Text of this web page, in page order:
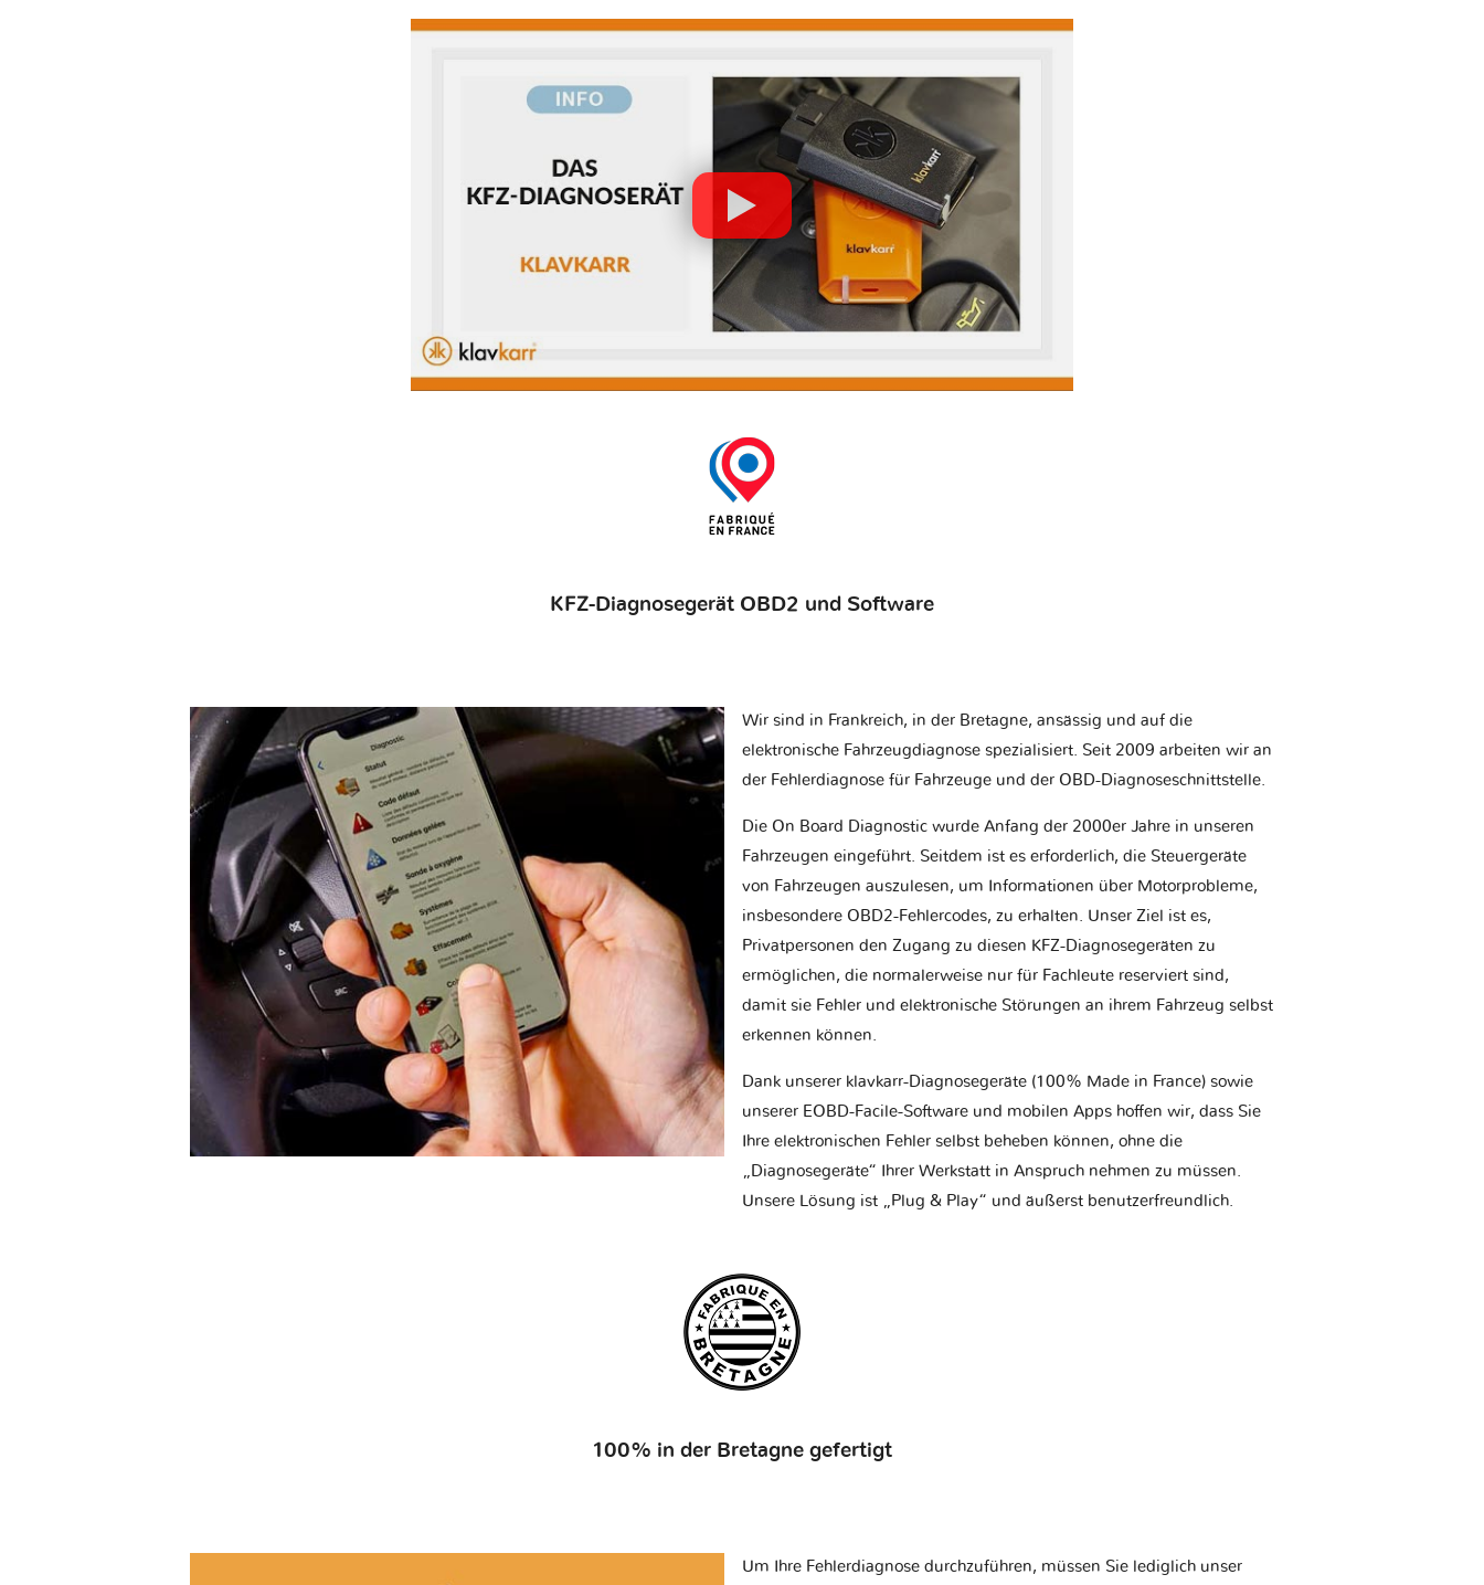
KFZ-Diagnosegerät OBD2 und Software
Wir sind in Frankreich, in der Bretagne, ansässig und auf die
elektronische Fahrzeugdiagnose spezialisiert. Seit 2009 arbeiten wir an
der Fehlerdiagnose für Fahrzeuge und der OBD-Diagnoseschnittstelle.
Die On Board Diagnostic wurde Anfang der 2000er Jahre in unseren
Fahrzeugen eingeführt. Seitdem ist es erforderlich, die Steuergeräte
von Fahrzeugen auszulesen, um Informationen über Motorprobleme,
insbesondere OBD2-Fehlercodes, zu erhalten. Unser Ziel ist es,
Privatpersonen den Zugang zu diesen KFZ-Diagnosegeräten zu
ermöglichen, die normalerweise nur für Fachleute reserviert sind,
damit sie Fehler und elektronische Störungen an ihrem Fahrzeug selbst
erkennen können.
Dank unserer klavkarr-Diagnosegeräte (100% Made in France) sowie
unserer EOBD-Facile-Software und mobilen Apps hoffen wir, dass Sie
Ihre elektronischen Fehler selbst beheben können, ohne die
„Diagnosegeräte“ Ihrer Werkstatt in Anspruch nehmen zu müssen.
Unsere Lösung ist „Plug & Play“ und äußerst benutzerfreundlich.
100% in der Bretagne gefertigt
Um Ihre Fehlerdiagnose durchzuführen, müssen Sie lediglich unser